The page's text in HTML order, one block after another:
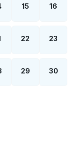
15 16
22 23
29 30